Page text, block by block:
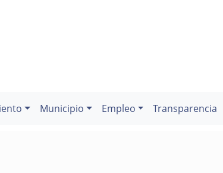
Municipio Empleo Transparencia